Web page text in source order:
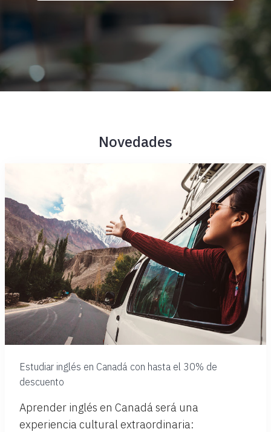
Novedades
Estudiar inglés en Canadá con hasta el 30% de
descuento
Aprender inglés en Canadá será una
experiencia cultural extraordinaria: